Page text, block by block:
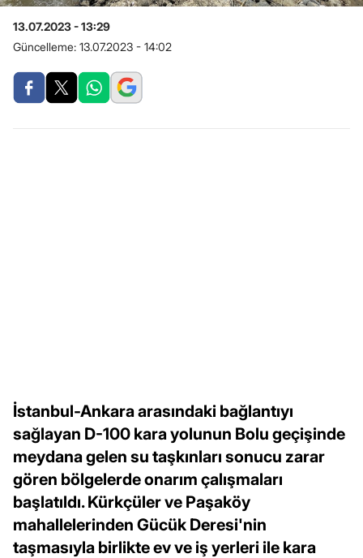
13.07.2023 - 13:29
Güncelleme: 13.07.2023 - 14:02
İstanbul-Ankara arasındaki bağlantıyı
sağlayan D-100 kara yolunun Bolu geçişinde
meydana gelen su taşkınları sonucu zarar
gören bölgelerde onarım çalışmaları
başlatıldı. Kürkçüler ve Paşaköy
mahallelerinden Gücük Deresi'nin
taşmasıyla birlikte ev ve iş yerleri ile kara